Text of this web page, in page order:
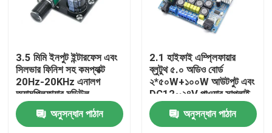
কারখানা পরিদর্শন
গুণমান নিয়ন্ত্রণ
আমাদের সাথে যোগাযোগ করুন
খবর
3.5 মিমি ইনপুট ইন্টারফেস এবং
সিলভার ফিনিশ সহ কমপ্যাক্ট
20Hz-20KHz এনালগ
অ্যামপ্লিফায়ার মডিউল
অনুসন্ধান পাঠান
2.1 হাইফাই এম্প্লিফায়ার
ব্লুটুথ ৫.০ অডিও বোর্ড
২*৫০W+১০০W আউটপুট এবং
DC12~২৪V পাওয়ার সাপ্লাই
সহ
অনুসন্ধান পাঠান